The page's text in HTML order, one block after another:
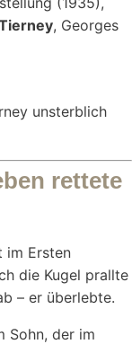
, Georges
unsterblich
rettete
im Ersten
die Kugel prallte
– er überlebte.
Sohn, der im